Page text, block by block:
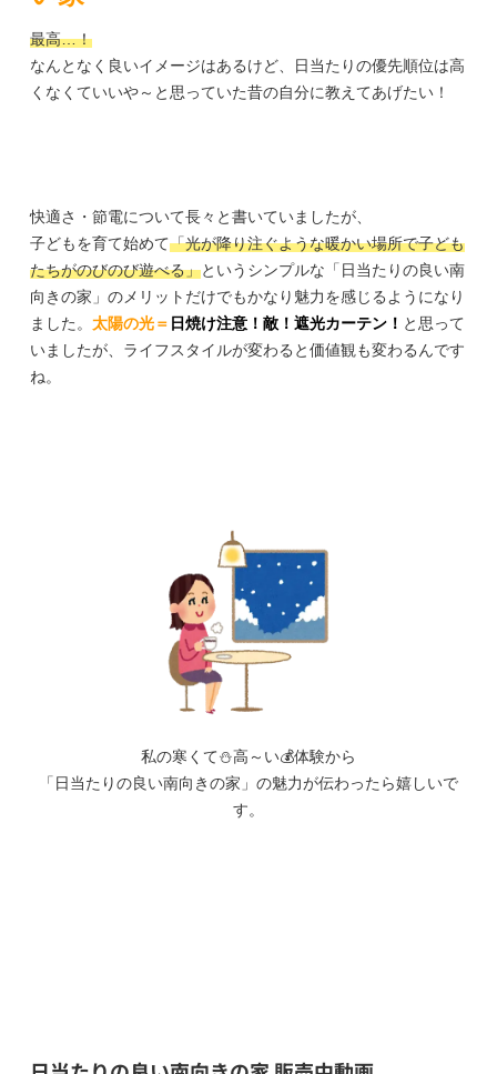
最高…！
なんとなく良いイメージはあるけど、日当たりの優先順位は高
くなくていいや～と思っていた昔の自分に教えてあげたい！
快適さ・節電について長々と書いていましたが、
子どもを育て始めて「光が降り注ぐような暖かい場所で子ども
たちがのびのび遊べる」というシンプルな「日当たりの良い南
向きの家」のメリットだけでもかなり魅力を感じるようになり
ました。 太陽の光＝ 日焼け注意！敵！遮光カーテン！ と思って
いましたが、ライフスタイルが変わると価値観も変わるんです
ね。
私の寒くて⛄高～い💰体験から
「日当たりの良い南向きの家」の魅力が伝わったら嬉しいで
す。